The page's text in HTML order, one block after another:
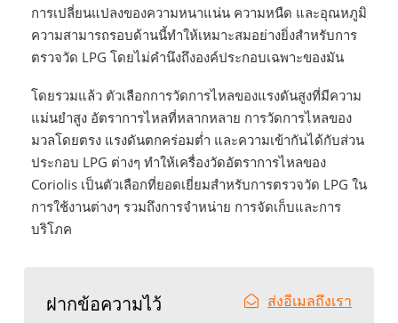
การเปลี่ยนแปลงของความหนาแน่น ความหนืด และอุณหภูมิ
ความสามารถรอบด้านนี้ทำให้เหมาะสมอย่างยิ่งสำหรับการ
ตรวจวัด LPG โดยไม่คำนึงถึงองค์ประกอบเฉพาะของมัน
โดยรวมแล้ว ตัวเลือกการวัดการไหลของแรงดันสูงที่มีความ
แม่นยำสูง อัตราการไหลที่หลากหลาย การวัดการไหลของ
มวลโดยตรง แรงดันตกคร่อมต่ำ และความเข้ากันได้กับส่วน
ประกอบ LPG ต่างๆ ทำให้เครื่องวัดอัตราการไหลของ
Coriolis เป็นตัวเลือกที่ยอดเยี่ยมสำหรับการตรวจวัด LPG ใน
การใช้งานต่างๆ รวมถึงการจำหน่าย การจัดเก็บและการ
บริโภค
ฝากข้อความไว้ ส่งอีเมลถึงเรา